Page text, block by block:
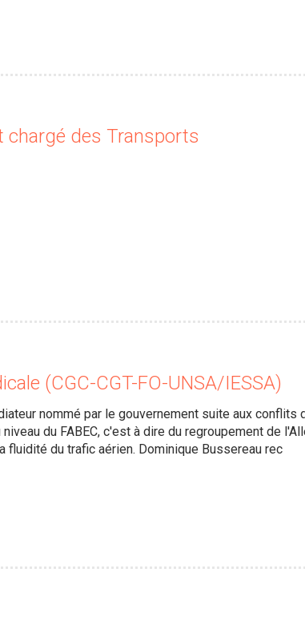
chargé des Transports
(CGC-CGT-FO-UNSA/IESSA)
nommé par le gouvernement suite aux conflits
du FABEC, c'est à dire du regroupement de
fluidité du trafic aérien. Dominique Bussereau rec